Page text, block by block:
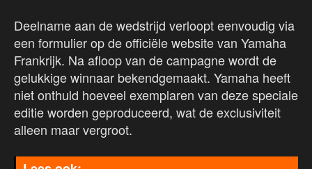
Deelname aan de wedstrijd verloopt eenvoudig via
een formulier op de officiële website van Yamaha
Frankrijk. Na afloop van de campagne wordt de
gelukkige winnaar bekendgemaakt. Yamaha heeft
niet onthuld hoeveel exemplaren van deze speciale
editie worden geproduceerd, wat de exclusiviteit
alleen maar vergroot.